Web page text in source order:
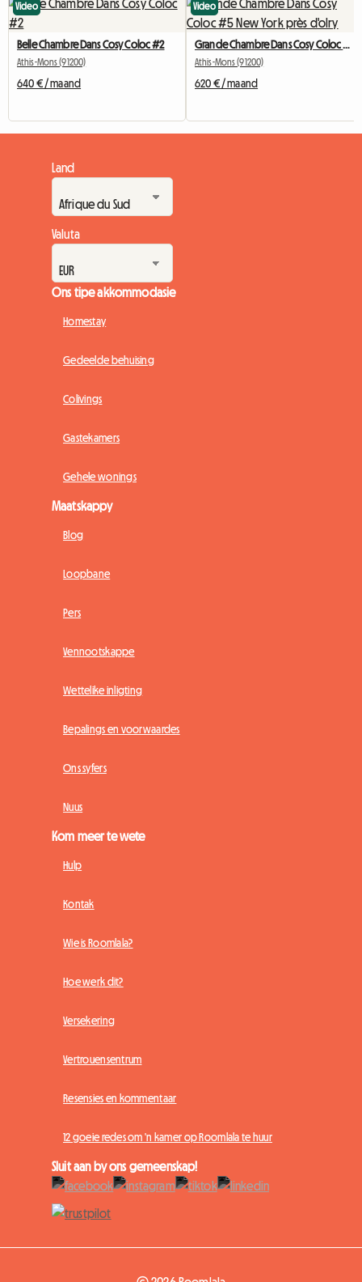
Video
Belle Chambre Dans Cosy Coloc #2
Athis-Mons (91200)
640 € / maand
Video
Grande Chambre Dans Cosy Coloc #5 New York près d'olry
Athis-Mons (91200)
620 € / maand
Land
Valuta
Ons tipe akkommodasie
Homestay
Gedeelde behuising
Colivings
Gastekamers
Gehele wonings
Maatskappy
Blog
Loopbane
Pers
Vennootskappe
Wettelike inligting
Bepalings en voorwaardes
Ons syfers
Nuus
Kom meer te wete
Hulp
Kontak
Wie is Roomlala?
Hoe werk dit?
Versekering
Vertrouensentrum
Resensies en kommentaar
12 goeie redes om 'n kamer op Roomlala te huur
Sluit aan by ons gemeenskap!